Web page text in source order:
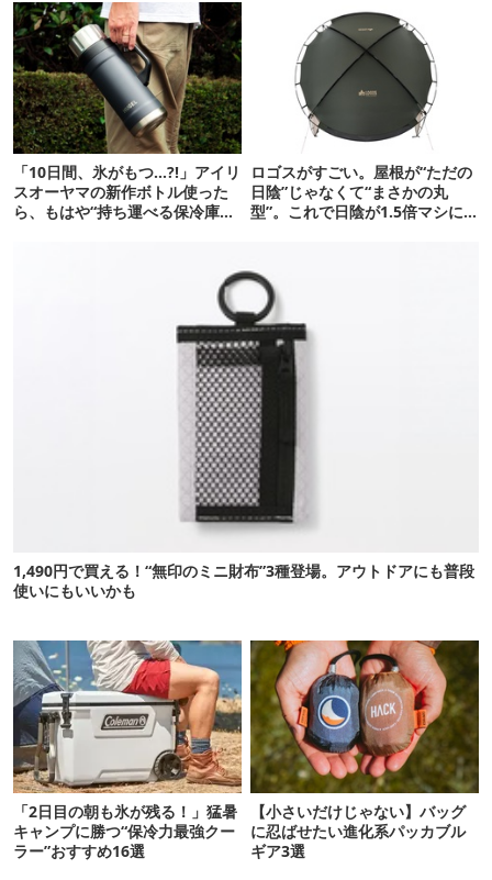
「10日間、氷がもつ…?!」アイリ
スオーヤマの新作ボトル使った
ら、もはや“持ち運べる保冷庫
ロゴスがすごい。屋根が“ただの
日陰”じゃなくて“まさかの丸
型”。これで日陰が1.5倍マシに
1,490円で買える！“無印のミニ財布”3種登場。アウトドアにも普段
使いにもいいかも
「2日目の朝も氷が残る！」猛暑
キャンプに勝つ“保冷力最強クー
ラー”おすすめ16選
【小さいだけじゃない】バッグ
に忍ばせたい進化系パッカブル
ギア3選